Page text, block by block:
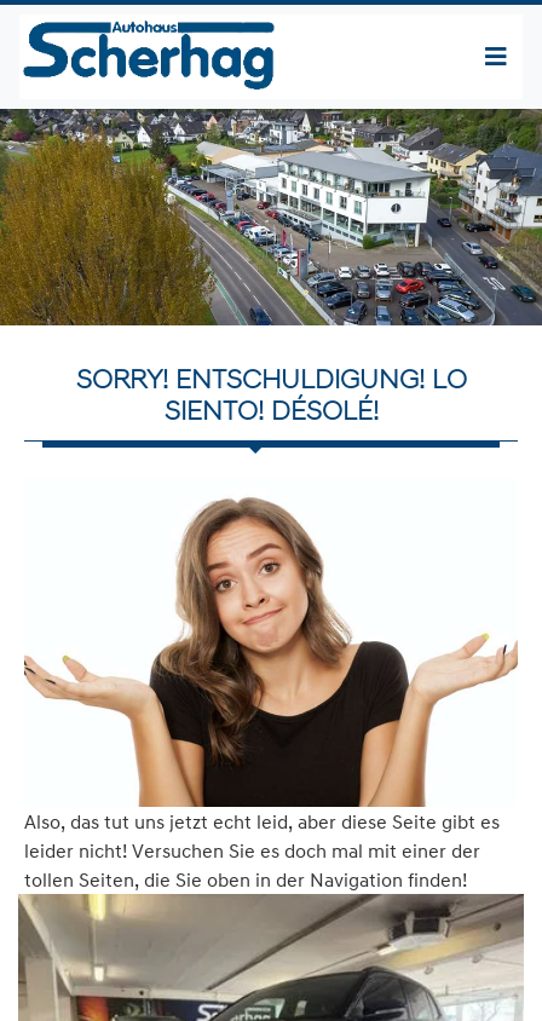
SORRY! ENTSCHULDIGUNG! LO
SIENTO! DÉSOLÉ!
Also, das tut uns jetzt echt leid, aber diese Seite gibt es
leider nicht! Versuchen Sie es doch mal mit einer der
tollen Seiten, die Sie oben in der Navigation finden!